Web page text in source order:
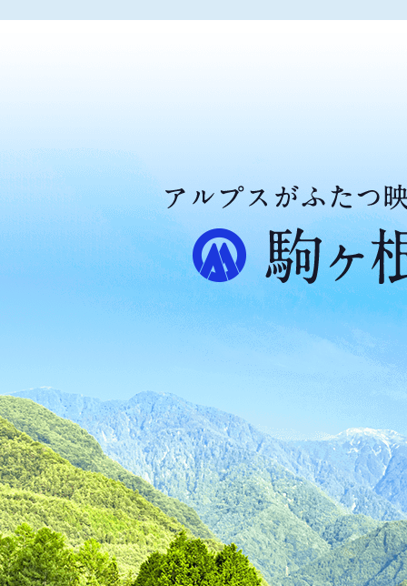
ア
ル
プ
ス
が
た
つ
映
え
る